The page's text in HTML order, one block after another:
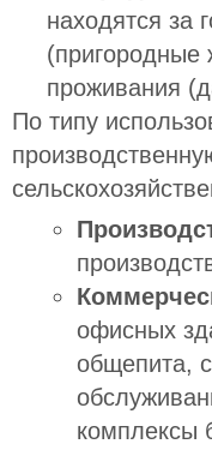
находятся за
(пригородные
проживания
По типу
офисных
общепита,
комплексы